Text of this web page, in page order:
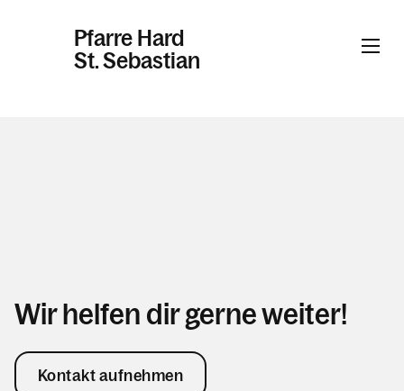
Pfarre Hard
St. Sebastian
Wir helfen dir gerne weiter!
Kontakt aufnehmen